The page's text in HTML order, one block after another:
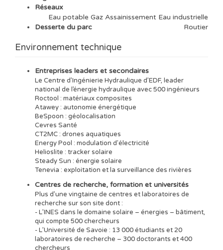
Réseaux
Eau potable Gaz Assainissement Eau industrielle
Desserte du parc
Routier
Environnement technique
Entreprises leaders et secondaires
Le Centre d’Ingénierie Hydraulique d’EDF, leader
national de l’énergie hydraulique avec 500 ingénieurs
Roctool : matériaux composites
Atawey : autonomie énergétique
BeSpoon : géolocalisation
Cevres Santé
CT2MC : drones aquatiques
Energy Pool : modulation d'électricité
Helioslite : tracker solaire
Steady Sun : énergie solaire
Tenevia : exploitation et la surveillance des rivières
Centres de recherche, formation et universités
Plus d’une vingtaine de centres et laboratoires de
recherche sur son site dont :
- L’INES dans le domaine solaire – énergies – bâtiment,
qui compte 500 chercheurs
- L’Université de Savoie : 13 000 étudiants et 20
laboratoires de recherche – 300 doctorants et 400
chercheurs